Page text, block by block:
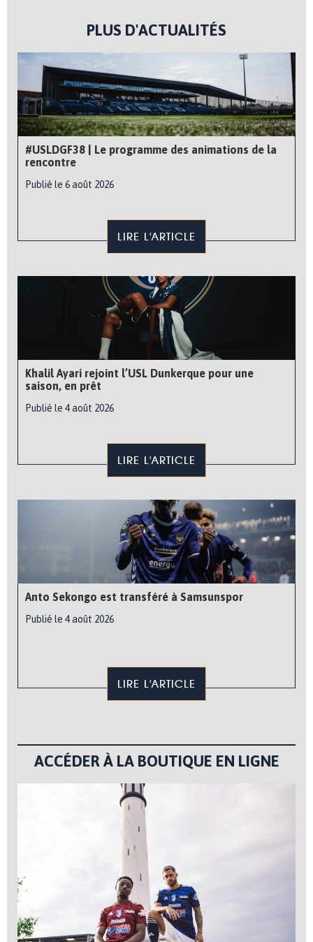
PLUS D'ACTUALITÉS
#USLDGF38 | Le programme des animations de la
rencontre
Publié le 6 août 2026
LIRE L'ARTICLE
Khalil Ayari rejoint l’USL Dunkerque pour une
saison, en prêt
Publié le 4 août 2026
LIRE L'ARTICLE
Anto Sekongo est transféré à Samsunspor
Publié le 4 août 2026
LIRE L'ARTICLE
ACCÉDER À LA BOUTIQUE EN LIGNE